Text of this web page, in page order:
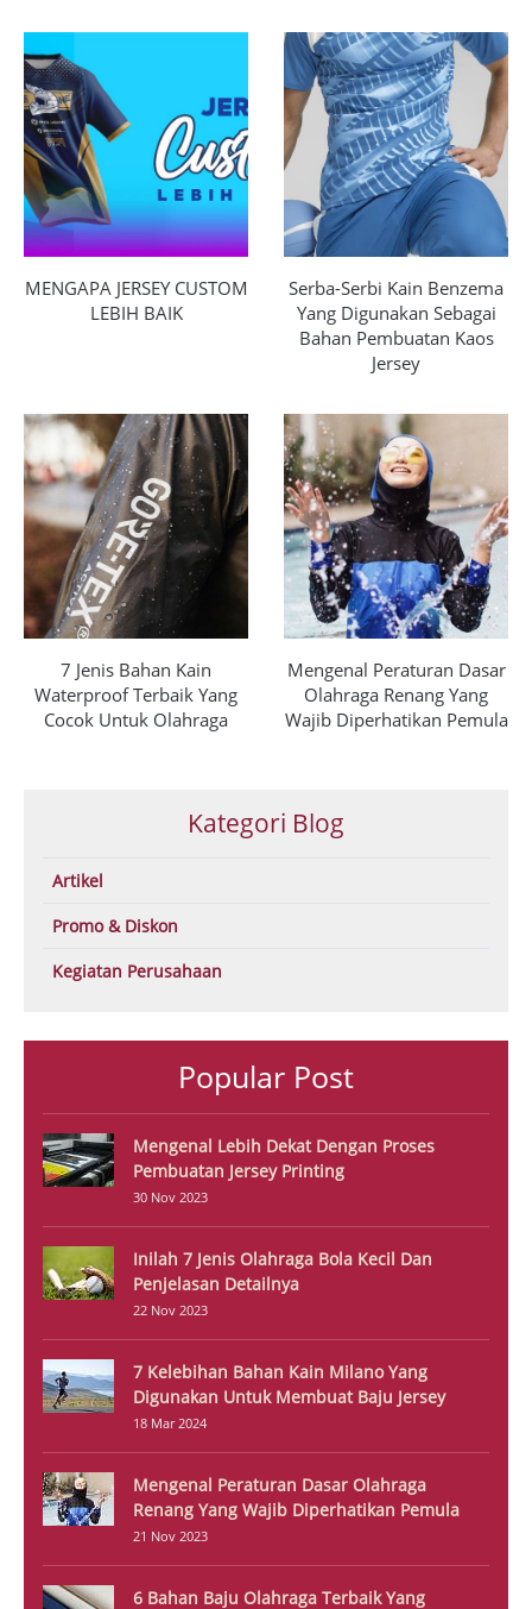
MENGAPA JERSEY CUSTOM
LEBIH BAIK
Serba-Serbi Kain Benzema
Yang Digunakan Sebagai
Bahan Pembuatan Kaos
Jersey
7 Jenis Bahan Kain
Waterproof Terbaik Yang
Cocok Untuk Olahraga
Mengenal Peraturan Dasar
Olahraga Renang Yang
Wajib Diperhatikan Pemula
Kategori Blog
Artikel
Promo & Diskon
Kegiatan Perusahaan
Popular Post
Mengenal Lebih Dekat Dengan Proses
Pembuatan Jersey Printing
30 Nov 2023
Inilah 7 Jenis Olahraga Bola Kecil Dan
Penjelasan Detailnya
22 Nov 2023
7 Kelebihan Bahan Kain Milano Yang
Digunakan Untuk Membuat Baju Jersey
18 Mar 2024
Mengenal Peraturan Dasar Olahraga
Renang Yang Wajib Diperhatikan Pemula
21 Nov 2023
6 Bahan Baju Olahraga Terbaik Yang